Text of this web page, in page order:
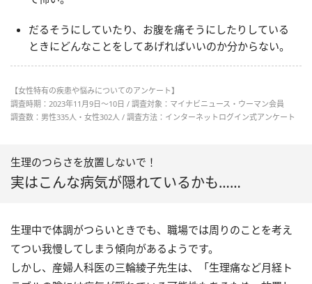
だるそうにしていたり、お腹を痛そうにしたりしている
ときにどんなことをしてあげればいいのか分からない。
【女性特有の疾患や悩みについてのアンケート】
調査時期：2023年11月9日～10日 / 調査対象：マイナビニュース・ウーマン会員
調査数：男性335人・女性302人 / 調査方法：インターネットログイン式アンケート
生理のつらさを放置しないで！
実はこんな病気が隠れているかも……
生理中で体調がつらいときでも、職場では周りのことを考え
てつい我慢してしまう傾向があるようです。
しかし、産婦人科医の三輪綾子先生は、「生理痛など月経ト